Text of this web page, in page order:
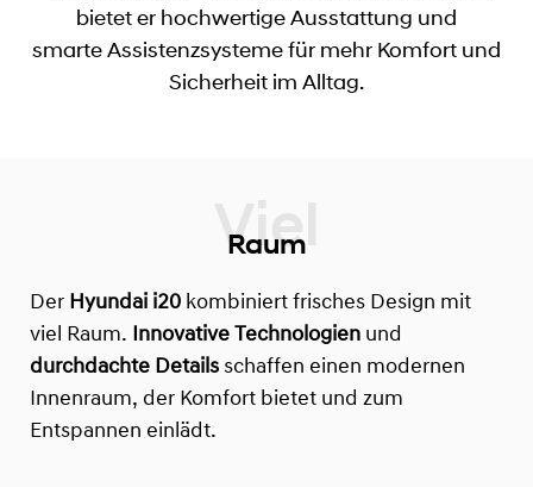
bietet er hochwertige Ausstattung und
smarte Assistenzsysteme für mehr Komfort und
Sicherheit im Alltag.
Raum
Der Hyundai i20 kombiniert frisches Design mit
viel Raum. Innovative Technologien und
durchdachte Details schaffen einen modernen
Innenraum, der Komfort bietet und zum
Entspannen einlädt.